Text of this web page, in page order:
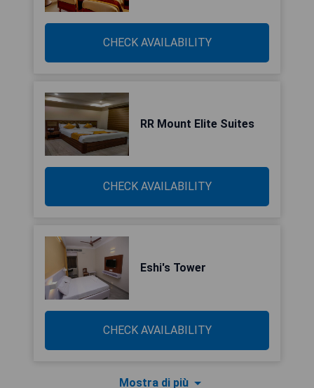
CHECK AVAILABILITY
RR Mount Elite Suites
CHECK AVAILABILITY
Eshi's Tower
CHECK AVAILABILITY
Mostra di più